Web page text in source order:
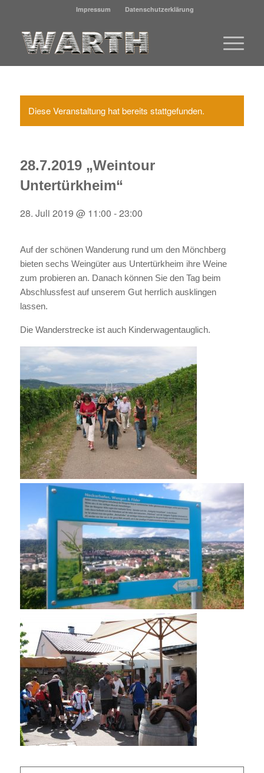
Impressum Datenschutzerklärung
Diese Veranstaltung hat bereits stattgefunden.
28.7.2019 „Weintour
Untertürkheim“
28. Juli 2019 @ 11:00 -23:00
Auf der schönen Wanderung rund um den Mönchberg
bieten sechs Weingüter aus Untertürkheim ihre Weine
zum probieren an. Danach können Sie den Tag beim
Abschlussfest auf unserem Gut herrlich ausklingen
lassen.
Die Wanderstrecke ist auch Kinderwagentauglich.